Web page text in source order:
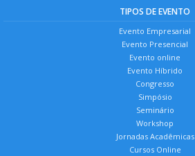
TIPOS DE EVENTO
Evento Empresarial
Evento Presencial
Evento online
Evento Híbrido
Congresso
Simpósio
Seminário
Workshop
Jornadas Acadêmicas
Cursos Online